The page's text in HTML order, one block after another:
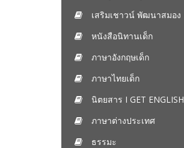
เสริมเชาวน์ พัฒนาสมอง
หนังสือนิทานเด็ก
ภาษาอังกฤษเด็ก
ภาษาไทยเด็ก
นิตยสาร I GET ENGLISH
ภาษาต่างประเทศ
ธรรมะ